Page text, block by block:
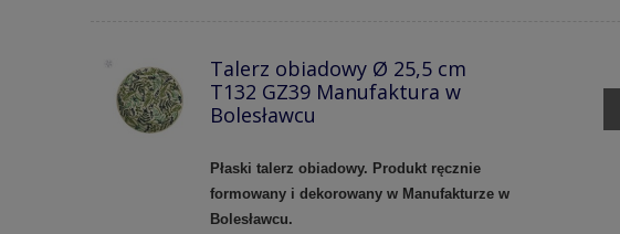
Talerz obiadowy Ø 25,5 cm
T132 GZ39 Manufaktura w
Bolesławcu
Płaski talerz obiadowy. Produkt ręcznie
formowany i dekorowany w Manufakturze w
Bolesławcu.